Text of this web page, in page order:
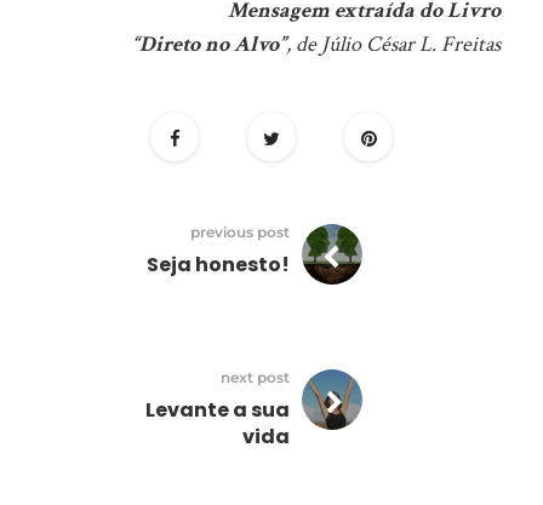
Mensagem extraída do Livro
“Direto no Alvo”, de Júlio César L. Freitas
previous post
Seja honesto!
next post
Levante a sua
vida